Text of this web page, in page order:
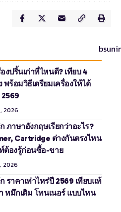
งปริ้นเก่าที่ไหนดี? เทียบ 4
พร้อมวิธีเตรียมเครื่องให้ได้
2026
ภาษาอังกฤษเรียกว่าอะไร?
Cartridge ต่างกันตรงไหน
ต้องรู้ก่อนซื้อ-ขาย
2026
ราคาเท่าไหร่ปี 2569 เทียบแท้
หมึกเติม โทนเนอร์ แบบไหน